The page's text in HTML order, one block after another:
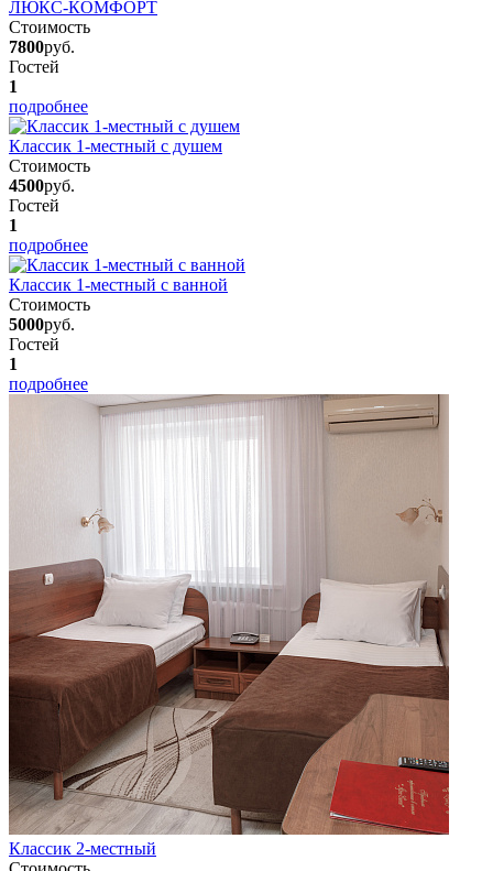
ЛЮКС-КОМФОРТ
Стоимость
7800руб.
Гостей
1
подробнее
Классик 1-местный с душем
Стоимость
4500руб.
Гостей
1
подробнее
Классик 1-местный с ванной
Стоимость
5000руб.
Гостей
1
подробнее
Классик 2-местный